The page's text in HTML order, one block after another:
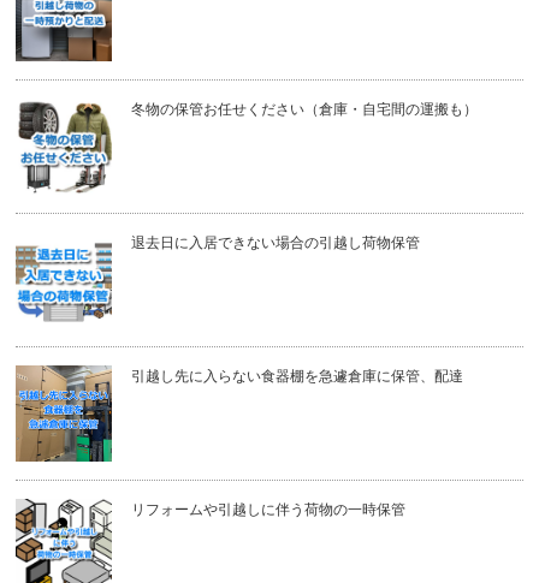
冬物の保管お任せください（倉庫・自宅間の運搬も）
退去日に入居できない場合の引越し荷物保管
引越し先に入らない食器棚を急遽倉庫に保管、配達
リフォームや引越しに伴う荷物の一時保管